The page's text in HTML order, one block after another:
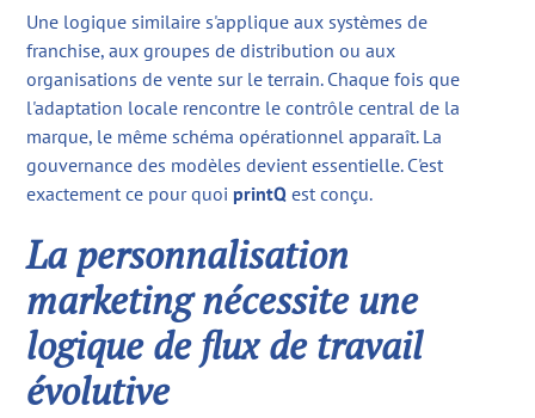
Une logique similaire s'applique aux systèmes de
franchise, aux groupes de distribution ou aux
organisations de vente sur le terrain. Chaque fois que
l'adaptation locale rencontre le contrôle central de la
marque, le même schéma opérationnel apparaît. La
gouvernance des modèles devient essentielle. C'est
exactement ce pour quoi printQ est conçu.
La personnalisation
marketing nécessite une
logique de flux de travail
évolutive